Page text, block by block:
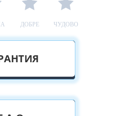
ДОБРЕ ЧУДОВО